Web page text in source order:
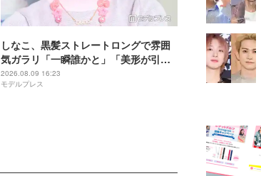
しなこ、黒髪ストレートロングで雰囲
気ガラリ「一瞬誰かと」「美形が引き
立つ」と絶賛の声相次ぐ
2026.08.09 16:23
モデルプレス